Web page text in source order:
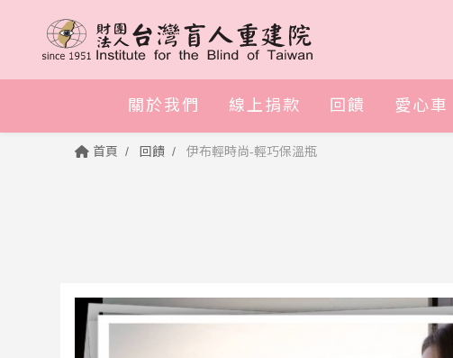
關於我們 線上捐款 回饋 愛心車
首頁 回饋 伊布輕時尚-輕巧保溫瓶